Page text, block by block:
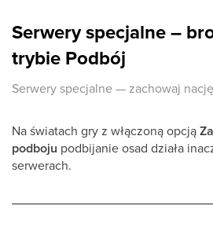
Serwery specjalne –
trybie Podbój
Serwery specjalne — zachowaj
Na światach gry z włączoną opcją
podboju podbijanie osad działa
serwerach.